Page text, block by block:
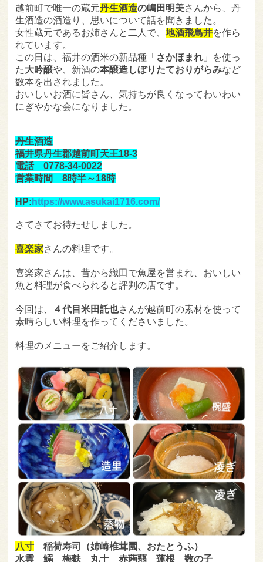
越前町で唯一の蔵元丹生酒造の嶋田明美さんから、丹
生酒造の酒造り、思いについて話を聞きました。
女性蔵元であるお姉さんと二人で、地酒飛鳥井を作ら
れています。
この日は、福井の酒米の新品種「 さかほまれ 」を使っ
た大吟醸や、新酒の本醸造しぼりたておりがらみなど
数本を出されました。
おいしいお酒に皆さん、気持ちが良くなってわいわい
にぎやかな会になりました。
丹生酒造
福井県丹生郡越前町天王18-3
電話 0778-34-0022
営業時間 8時半～18時
HP: https://www.asukai1716.com/
さてさてお待たせしました。
喜楽家さんの料理です。
喜楽家さんは、昔から織田で魚屋を営まれ、おいしい
魚と料理が食べられると評判の店です。
今回は、 ４代目米田託也さんが越前町の素材を使って
素晴らしい料理を作ってくださいました。
料理のメニューをご紹介します。
八寸 稲荷寿司（姉崎椎茸園、おたとうふ）
水雲 鰯 梅麩 丸十 赤蒟蒻 蓮根 数の子